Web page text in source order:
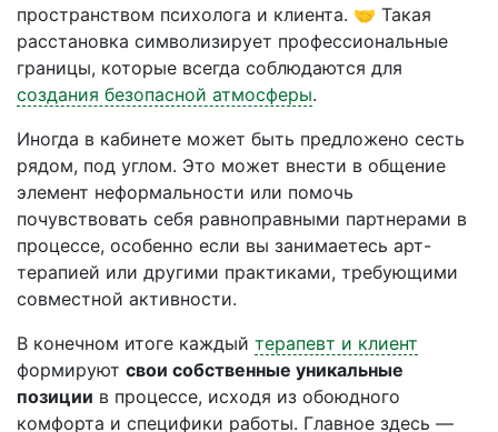
пространством психолога и клиента. 🤝 Такая
расстановка символизирует профессиональные
границы, которые всегда соблюдаются для
создания безопасной атмосферы.
Иногда в кабинете может быть предложено сесть
рядом, под углом. Это может внести в общение
элемент неформальности или помочь
почувствовать себя равноправными партнерами в
процессе, особенно если вы занимаетесь арт-
терапией или другими практиками, требующими
совместной активности.
В конечном итоге каждый терапевт и клиент
формируют свои собственные уникальные
позиции в процессе, исходя из обоюдного
комфорта и специфики работы. Главное здесь —